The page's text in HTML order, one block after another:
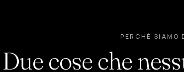
PERCHÉ SIAMO
Due cose che